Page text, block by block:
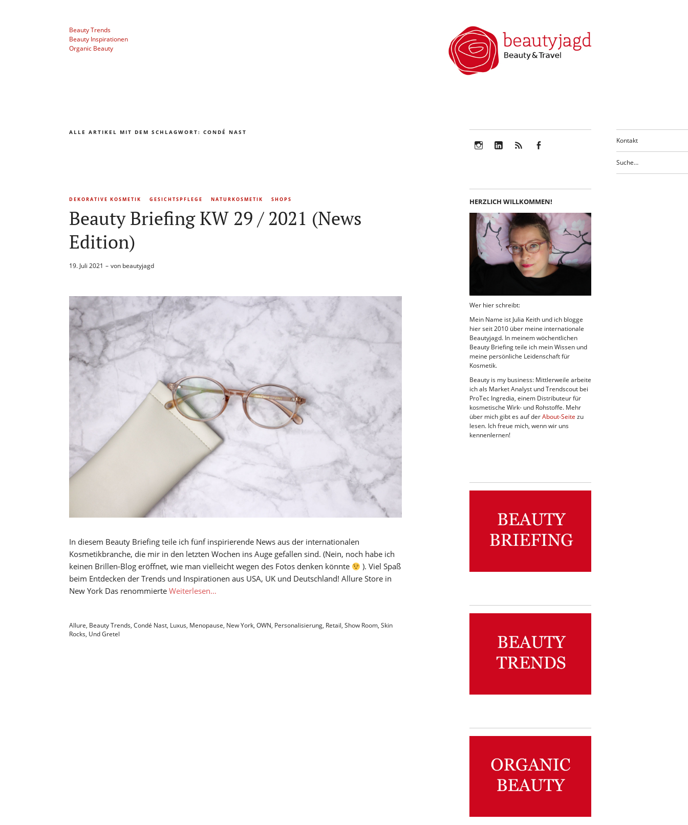
Kontakt
Beauty Trends
Beauty Inspirationen
Organic Beauty
ALLE ARTIKEL MIT DEM SCHLAGWORT: CONDÉ NAST
DEKORATIVE KOSMETIK GESICHTSPFLEGE NATURKOSMETIK SHOPS
Beauty Briefing KW 29 / 2021 (News
Edition)
19. Juli 2021 von beautyjagd
In diesem Beauty Briefing teile ich fünf inspirierende News aus der internationalen
Kosmetikbranche, die mir in den letzten Wochen ins Auge gefallen sind. (Nein, noch habe ich
keinen Brillen-Blog eröffnet, wie man vielleicht wegen des Fotos denken könnte
). Viel Spaß
beim Entdecken der Trends und Inspirationen aus USA, UK und Deutschland! Allure Store in
New York Das renommierte Weiterlesen…
Allure, Beauty Trends, Condé Nast, Luxus, Menopause, New York, OWN, Personalisierung, Retail, Show Room, Skin
Rocks, Und Gretel
HERZLICH WILLKOMMEN!
Wer hier schreibt:
Mein Name ist Julia Keith und ich blogge
hier seit 2010 über meine internationale
Beautyjagd. In meinem wöchentlichen
Beauty Briefing teile ich mein Wissen und
meine persönliche Leidenschaft für
Kosmetik.
Beauty is my business: Mittlerweile arbeite
ich als Market Analyst und Trendscout bei
ProTec Ingredia, einem Distributeur für
kosmetische Wirk- und Rohstoffe. Mehr
über mich gibt es auf derAbout-Seite zu
lesen. Ich freue mich, wenn wir uns
kennenlernen!